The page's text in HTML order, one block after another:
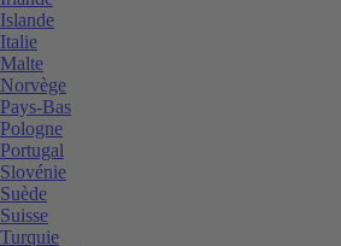
Islande
Italie
Malte
Norvège
Pays-Bas
Pologne
Portugal
Slovénie
Suède
Suisse
Turquie